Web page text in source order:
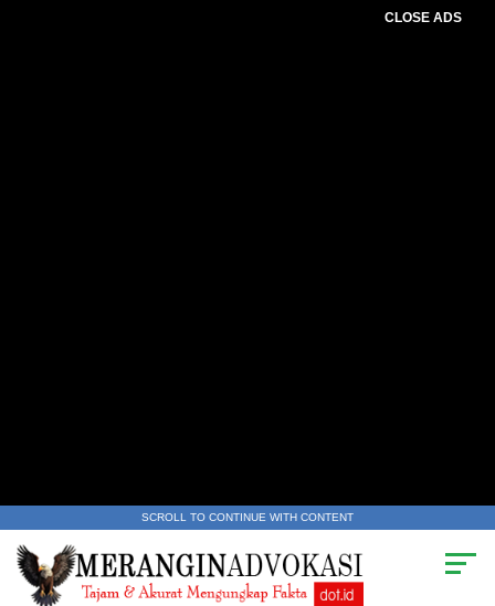
CLOSE ADS
SCROLL TO CONTINUE WITH CONTENT